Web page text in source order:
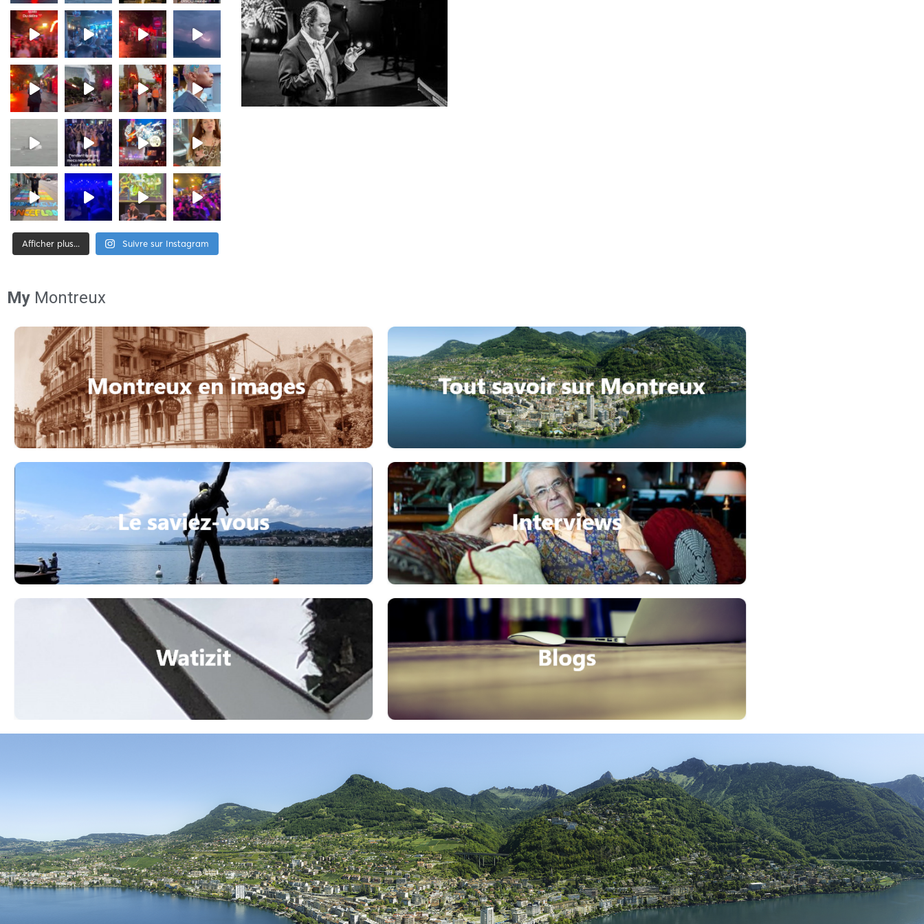
Afficher plus... Suivre sur Instagram
My Montreux